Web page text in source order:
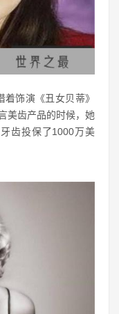
饰演《丑女贝蒂》
美齿产品的时候，她
齿投保了1000万美